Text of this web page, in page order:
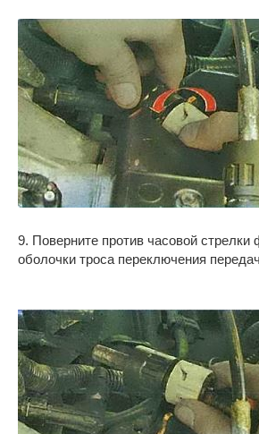
9. Поверните против часовой стрелки
оболочки троса переключения